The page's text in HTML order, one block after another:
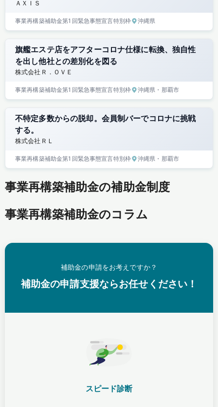
ＡＸＩＳ
事業再構築補助金第1回緊急事態宣言特別枠 沖縄県
旗艦エステ店をアフターコロナ仕様に転換、独自性
を出し他社との差別化を図る
株式会社Ｒ．ＯＶＥ
事業再構築補助金第1回緊急事態宣言特別枠 沖縄県 ・那覇市
不特定多数からの脱却。会員制バーでコロナに挑戦
する。
株式会社ＲＬ
事業再構築補助金第1回緊急事態宣言特別枠 沖縄県 ・那覇市
事業再構築補助金の補助金制度
事業再構築補助金のコラム
補助金の申請をお考えですか？
補助金の申請支援ならお任せください！
スピード診断